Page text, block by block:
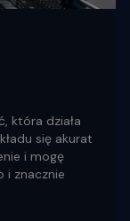
która działa
się akurat
i mogę
i znacznie